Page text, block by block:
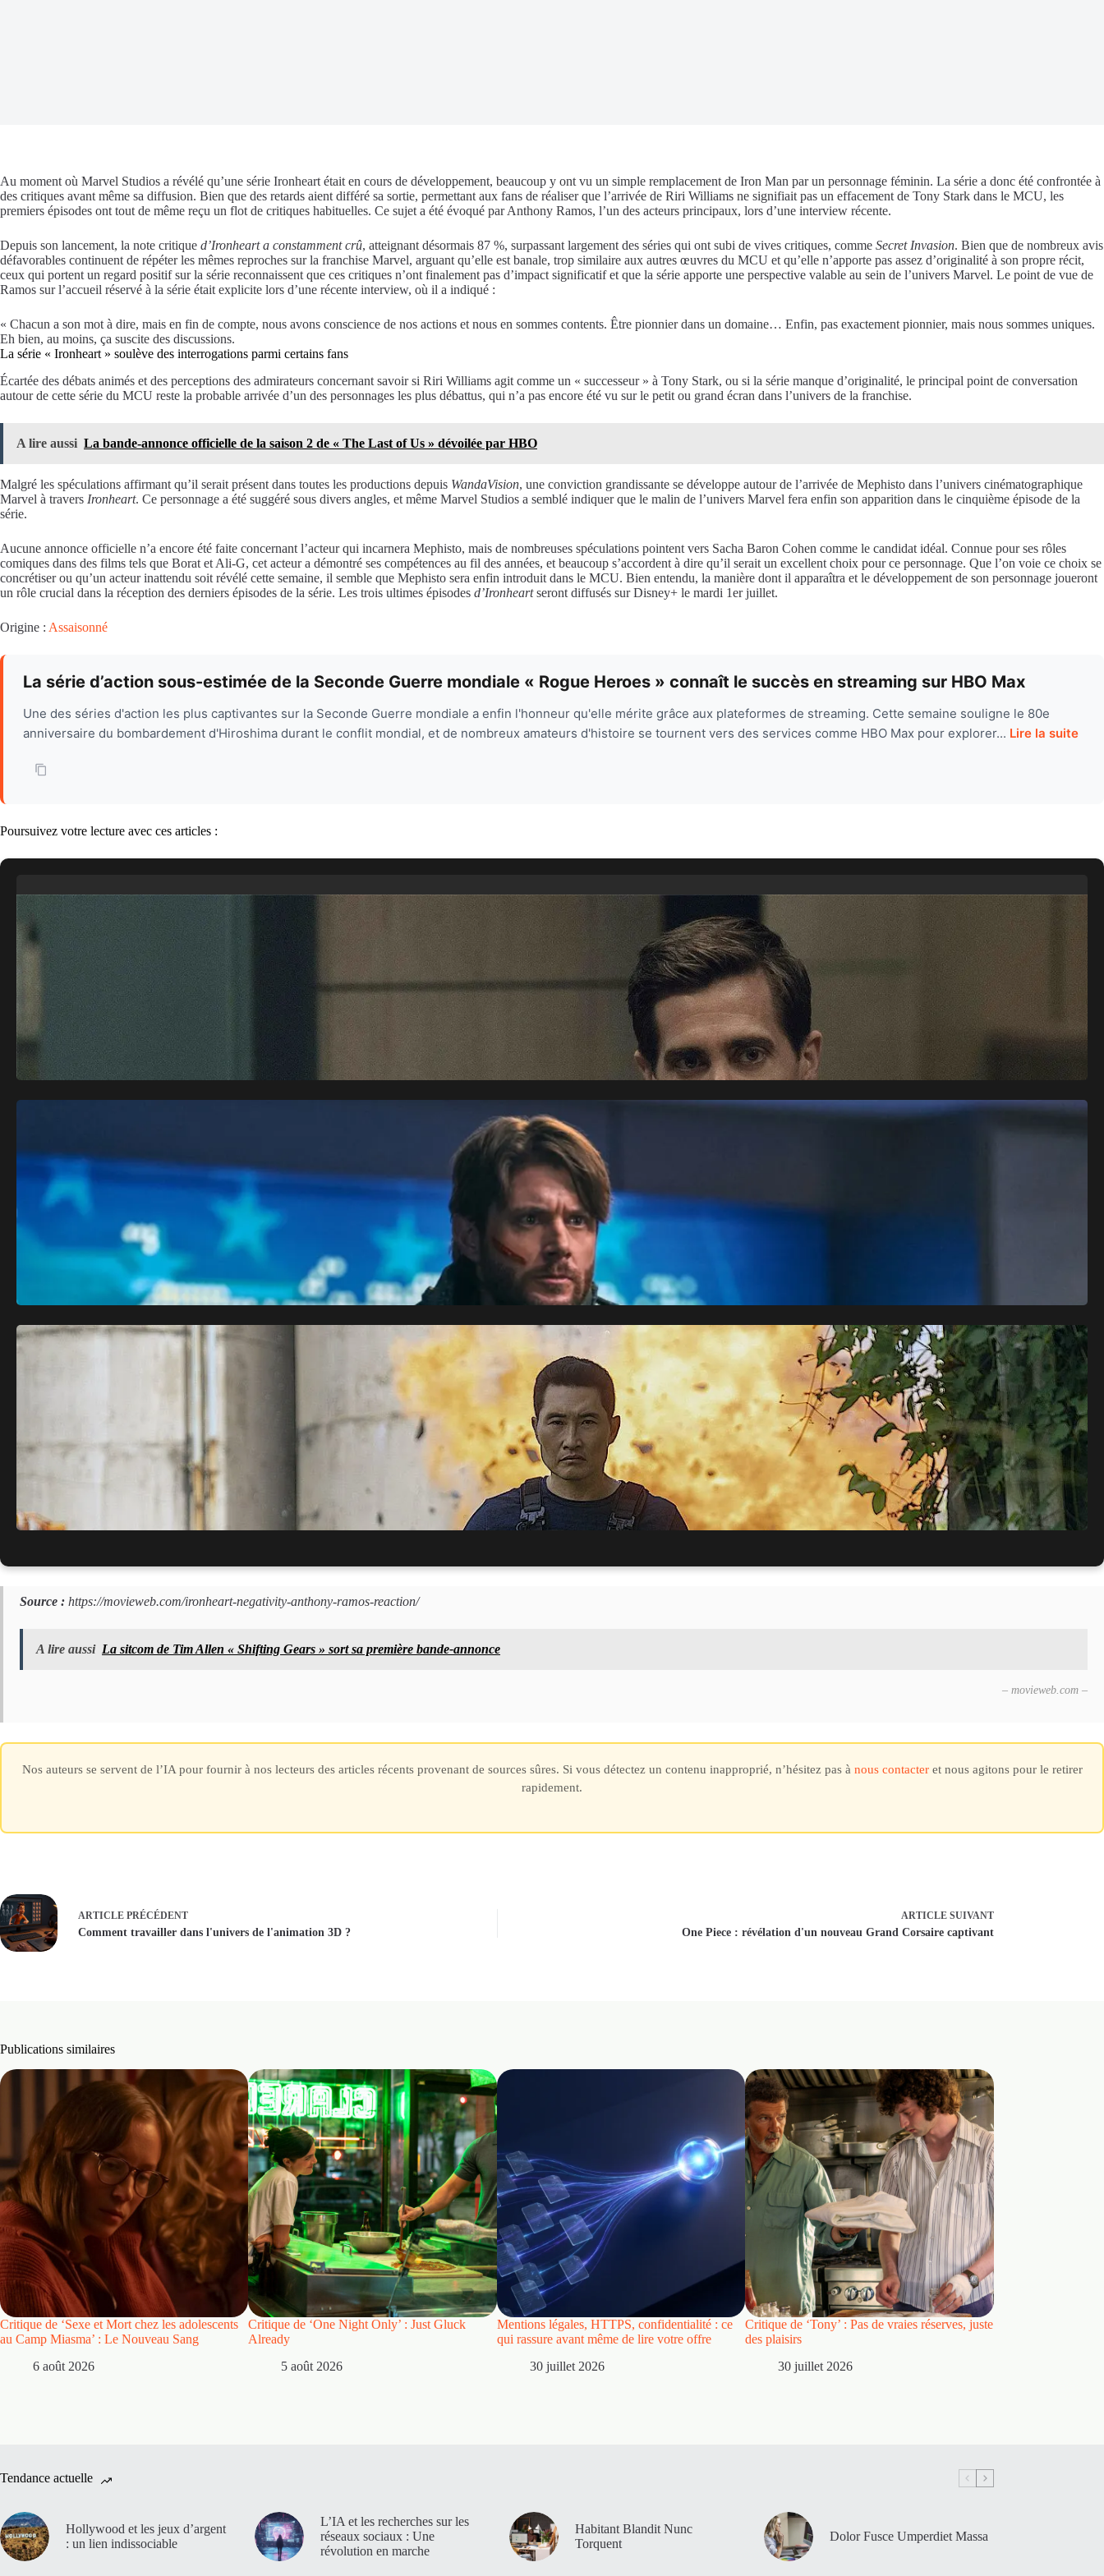
Au moment où Marvel Studios a révélé qu’une série Ironheart était en cours de développement, beaucoup y ont vu un simple remplacement de Iron Man par un personnage féminin. La série a donc été confrontée à
des critiques avant même sa diffusion. Bien que des retards aient différé sa sortie, permettant aux fans de réaliser que l’arrivée de Riri Williams ne signifiait pas un effacement de Tony Stark dans le MCU, les
premiers épisodes ont tout de même reçu un flot de critiques habituelles. Ce sujet a été évoqué parAnthony Ramos, l’un des acteurs principaux, lors d’une interview récente.
Depuis son lancement, la note critique d’Ironheart a constamment crû, atteignant désormais 87 %, surpassant largement des séries qui ont subi de vives critiques, comme Secret Invasion. Bien que de nombreux avis
défavorables continuent de répéter les mêmes reproches sur la franchise Marvel, arguant qu’elle est banale, trop similaire aux autres œuvres du MCU et qu’elle n’apporte pas assez d’originalité à son propre récit,
ceux qui portent un regard positif sur la série reconnaissent que ces critiques n’ont finalement pas d’impact significatif et que la série apporte une perspective valable au sein de l’univers Marvel. Le point de vue de
Ramos sur l’accueil réservé à la série était explicite lors d’une récente interview, où il a indiqué :
« Chacun a son mot à dire, mais en fin de compte, nous avons conscience de nos actions et nous en sommes contents. Être pionnier dans un domaine… Enfin, pas exactement pionnier, mais nous sommes uniques.
Eh bien, au moins, ça suscite des discussions.
La série « Ironheart » soulève des interrogations parmi certains fans
Écartée des débats animés et des perceptions des admirateurs concernant savoir si Riri Williams agit comme un « successeur » à Tony Stark, ou si la série manque d’originalité, le principal point de conversation
autour de cette série du MCU reste la probable arrivée d’un des personnages les plus débattus, qui n’a pas encore été vu sur le petit ou grand écran dans l’univers de la franchise.
A lire aussi La bande-annonce officielle de la saison 2 de « The Last of Us » dévoilée par HBO
Malgré les spéculations affirmant qu’il serait présent dans toutes les productions depuis WandaVision, une conviction grandissante se développe autour de l’arrivée de Mephisto dans l’univers cinématographique
Marvel à travers Ironheart. Ce personnage a été suggéré sous divers angles, et même Marvel Studios a semblé indiquer que le malin de l’univers Marvel fera enfin son apparition dans le cinquième épisode de la
série.
Aucune annonce officielle n’a encore été faite concernant l’acteur qui incarnera Mephisto, mais de nombreuses spéculations pointent vers Sacha Baron Cohen comme le candidat idéal. Connue pour ses rôles
comiques dans des films tels que Borat et Ali-G, cet acteur a démontré ses compétences au fil des années, et beaucoup s’accordent à dire qu’il serait un excellent choix pour ce personnage. Que l’on voie ce choix se
concrétiser ou qu’un acteur inattendu soit révélé cette semaine, il semble que Mephisto sera enfin introduit dans le MCU. Bien entendu, la manière dont il apparaîtra et le développement de son personnage joueront
un rôle crucial dans la réception des derniers épisodes de la série. Les trois ultimes épisodes d’Ironheartseront diffusés sur Disney+ le mardi 1er juillet.
Origine : Assaisonné
La série d’action sous-estimée de la Seconde Guerre mondiale « Rogue Heroes » connaît le succès en streaming sur HBO Max
Une des séries d'action les plus captivantes sur la Seconde Guerre mondiale a enfin l'honneur qu'elle mérite grâce aux plateformes de streaming. Cette semaine souligne le 80e
anniversaire du bombardement d'Hiroshima durant le conflit mondial, et de nombreux amateurs d'histoire se tournent vers des services comme HBO Max pour explorer... Lire la suite
Poursuivez votre lecture avec ces articles :
? David E. Kelley explique comment « Présumé innocent » aura plus de saisons
Source : https://movieweb.com/ironheart-negativity-anthony-ramos-reaction/
A lire aussi La sitcom de Tim Allen « Shifting Gears » sort sa première bande-annonce
– movieweb.com –
Nos auteurs se servent de l’IA pour fournir à nos lecteurs des articles récents provenant de sources sûres. Si vous détectez un contenu inapproprié, n’hésitez pas à nous contacteret nous agitons pour le retirer
rapidement.
ARTICLE PRÉCÉDENT
Comment travailler dans l'univers de l'animation 3D ?
ARTICLESUIVANT
One Piece : révélation d'un nouveau Grand Corsaire captivant
Publications similaires
Critique de ‘Sexe et Mort chez les adolescents
au Camp Miasma’ : Le Nouveau Sang
6 août 2026
Critique de ‘One Night Only’ : Just Gluck
Already
5 août 2026
Mentions légales, HTTPS, confidentialité : ce
qui rassure avant même de lire votre offre
30 juillet 2026
Critique de ‘Tony’ : Pas de vraies réserves, juste
des plaisirs
30 juillet 2026
Tendance actuelle
Hollywood et les jeux d’argent
: un lien indissociable
L’IA et les recherches sur les
réseaux sociaux : Une
révolution en marche
Habitant Blandit Nunc
Torquent
Dolor Fusce Umperdiet Massa